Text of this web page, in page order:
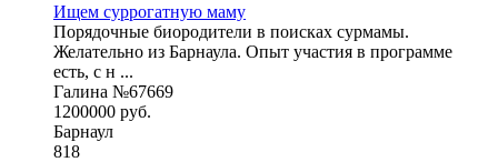
Ищем суррогатную маму
Порядочные биородители в поисках сурмамы.
Желательно из Барнаула. Опыт участия в программе
есть, с н ...
Галина №67669
1200000 руб.
Барнаул
818